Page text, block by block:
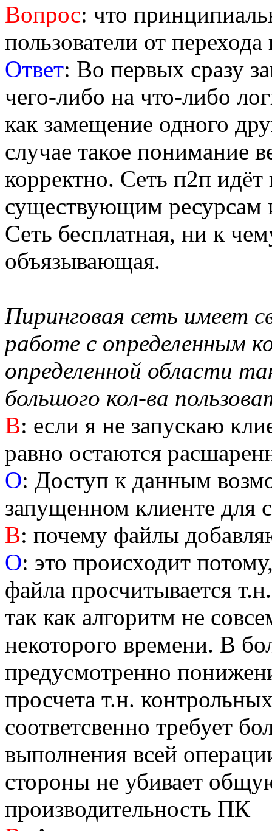
Bопрос: что
пользователи от перехода
Oтвет: Во первых сразу
чего-либо на что-либо
как замещение одного
случае такое понимание
корректно. Сеть п2п идёт
существующим ресурсам
Сеть бесплатная, ни к
объязывающая.
Пиринговая сеть имеет
работе с определенным
определенной области
большого кол-ва
B: если я не запускаю
равно остаются
O: Доступ к данным
запущенном клиенте для
В: почему файлы
О: это происходит
файла просчитывается
так как алгоритм не
некоторого времени. В
предусмотренно
просчета т.н.
соответсвенно требует
выполнения всей
стороны не убивает
производительность ПК